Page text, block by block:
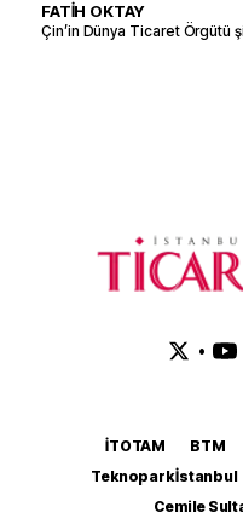
FATİH OKTAY
Çin’in Dünya Ticaret Örgütü
•
İTOTAM BTM
Teknopark İstanbul
Cemile